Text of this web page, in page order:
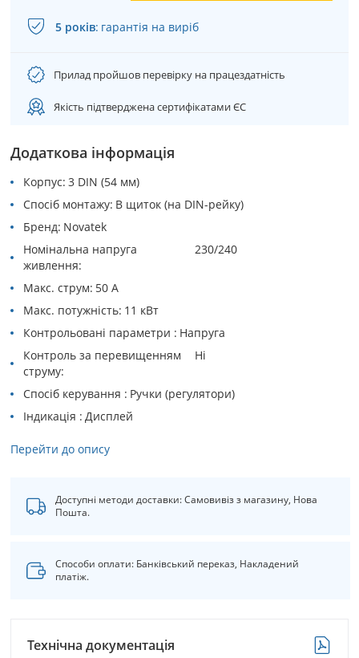
5 років: гарантія на виріб
Прилад пройшов перевірку на працездатність
Якість підтверджена сертифікатами ЄС
Додаткова інформація
Корпус 3 DIN (54 мм)
Спосіб монтажу В щиток (на DIN-рейку)
Бренд Novatek
Номінальна напруга
живлення
230/240
Макс. струм 50 А
Макс. потужність 11 кВт
Контрольовані параметри
Напруга
Контроль за перевищенням
струму
Ні
Спосіб керування
Ручки (регулятори)
Індикація
Дисплей
Перейти до опису
Доступні методи доставки: Самовивіз з магазину, Нова
Пошта.
Способи оплати: Банківський переказ, Накладений
платіж.
Технічна документація